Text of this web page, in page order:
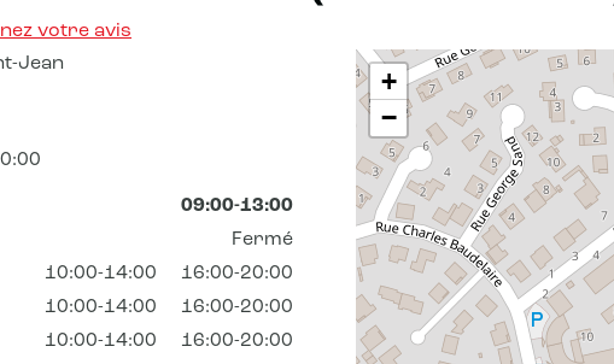
votre avis
Jean
09:00-13:00
Fermé
10:00-14:00
16:00-20:00
10:00-14:00
16:00-20:00
10:00-14:00
16:00-20:00
+
−